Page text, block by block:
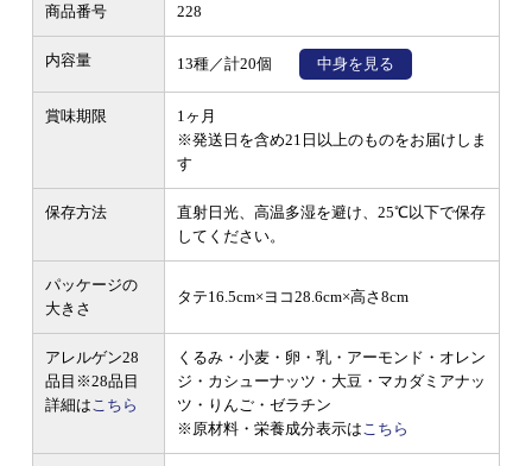
商品番号 228
内容量 13種／計20個 中身を見る
賞味期限
1ヶ月
※発送日を含め21日以上のものをお届けしま
す
保存方法
直射日光、高温多湿を避け、25℃以下で保存
してください。
パッケージの
大きさ
タテ16.5cm×ヨコ28.6cm×高さ8cm
アレルゲン28
品目 ※28品目
詳細は こちら
くるみ・小麦・卵・乳・アーモンド・オレン
ジ・カシューナッツ・大豆・マカダミアナッ
ツ・りんご・ゼラチン
※原材料・栄養成分表示は こちら